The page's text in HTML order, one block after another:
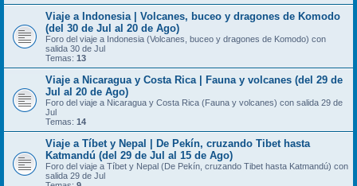
Viaje a Indonesia | Volcanes, buceo y dragones de Komodo
(del 30 de Jul al 20 de Ago)
Foro del viaje a Indonesia (Volcanes, buceo y dragones de Komodo) con
salida 30 de Jul
Temas: 13
Viaje a Nicaragua y Costa Rica | Fauna y volcanes (del 29 de
Jul al 20 de Ago)
Foro del viaje a Nicaragua y Costa Rica (Fauna y volcanes) con salida 29 de
Jul
Temas: 14
Viaje a Tíbet y Nepal | De Pekín, cruzando Tibet hasta
Katmandú (del 29 de Jul al 15 de Ago)
Foro del viaje a Tíbet y Nepal (De Pekín, cruzando Tibet hasta Katmandú) con
salida 29 de Jul